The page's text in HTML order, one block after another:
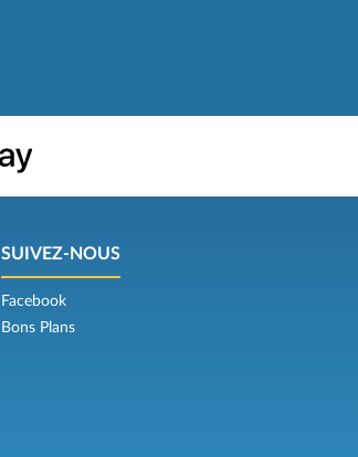
SUIVEZ-NOUS
Facebook
Bons Plans